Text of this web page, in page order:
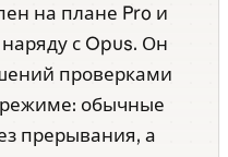
на плане Pro и
с Opus. Он
проверками
режиме: обычные
прерывания, а